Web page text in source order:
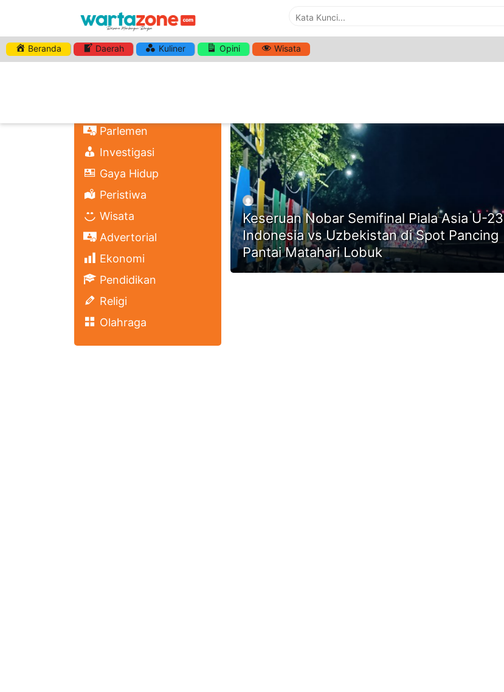
Beranda Daerah Kuliner Opini Wisata
Parlemen
Investigasi
Gaya Hidup
Peristiwa
Wisata
Advertorial
Ekonomi
Pendidikan
Religi
Olahraga
HASHTAG:KESERUAN NOBAR SEMIFINAL
Keseruan Nobar Semifinal Piala Asia U-23
Indonesia vs Uzbekistan di Spot Pancing
Pantai Matahari Lobuk